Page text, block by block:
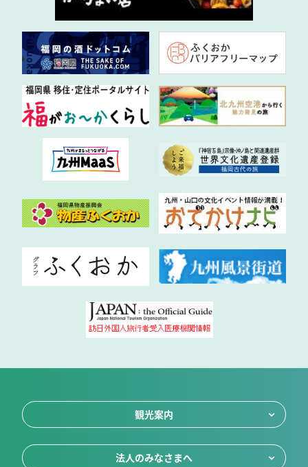
観光案内
法人のみなさまへ